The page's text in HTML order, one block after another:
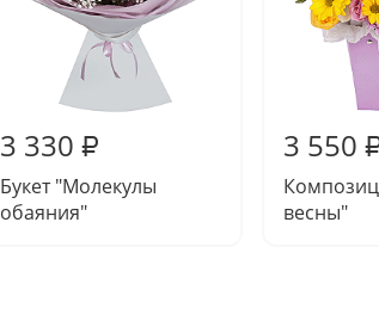
3 330 ₽
Букет "Молекулы
обаяния"
3 550
весны"